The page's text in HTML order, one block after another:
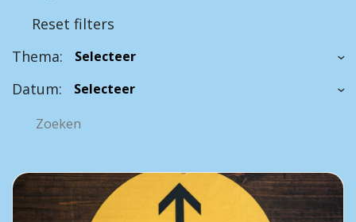
Reset filters
Thema:
Datum: